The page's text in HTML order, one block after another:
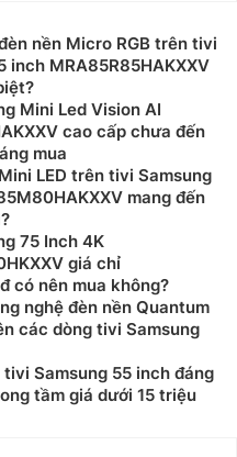
nền Micro RGB trên tivi
inch MRA85R85HAKXXV
Mini Led Vision AI
cao cấp chưa đến
mua
LED trên tivi Samsung
mang đến
75 Inch 4K
giá chỉ
có nên mua không?
nghệ đèn nền Quantum
các dòng tivi Samsung
Samsung 55 inch đáng
tầm giá dưới 15 triệu